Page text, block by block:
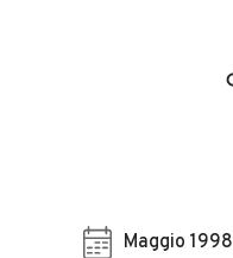
Maggio 1998